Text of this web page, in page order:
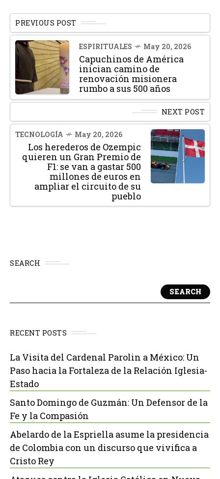
PREVIOUS POST
ESPIRITUALES May 20, 2026
Capuchinos de América
inician camino de
renovación misionera
rumbo a sus 500 años
NEXT POST
TECNOLOGÍA May 20, 2026
Los herederos de Ozempic
quieren un Gran Premio de
F1: se van a gastar 500
millones de euros en
ampliar el circuito de su
pueblo
SEARCH
SEARCH
RECENT POSTS
La Visita del Cardenal Parolin a México: Un
Paso hacia la Fortaleza de la Relación Iglesia-
Estado
Santo Domingo de Guzmán: Un Defensor de la
Fe y la Compasión
Abelardo de la Espriella asume la presidencia
de Colombia con un discurso que vivifica a
Cristo Rey